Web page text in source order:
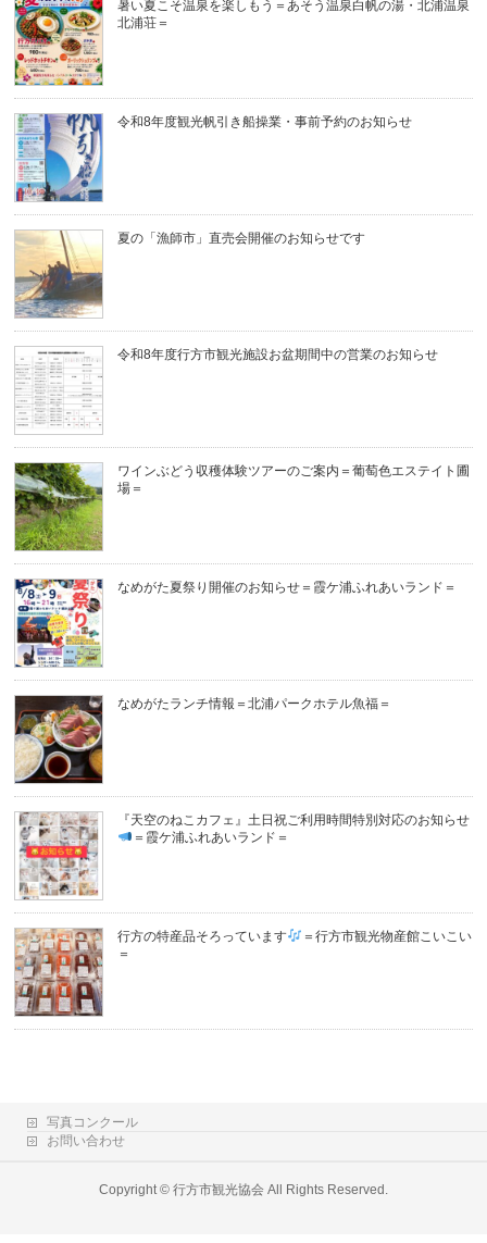
暑い夏こそ温泉を楽しもう＝あそう温泉白帆の湯・北浦温泉
北浦荘＝
令和8年度観光帆引き船操業・事前予約のお知らせ
夏の「漁師市」直売会開催のお知らせです
令和8年度行方市観光施設お盆期間中の営業のお知らせ
ワインぶどう収穫体験ツアーのご案内＝葡萄色エステイト圃
場＝
なめがた夏祭り開催のお知らせ＝霞ケ浦ふれあいランド＝
なめがたランチ情報＝北浦パークホテル魚福＝
『天空のねこカフェ』土日祝ご利用時間特別対応のお知らせ
＝霞ケ浦ふれあいランド＝
行方の特産品そろっています
＝行方市観光物産館こいこい
＝
写真コンクール
お問い合わせ
Copyright © 行方市観光協会All Rights Reserved.